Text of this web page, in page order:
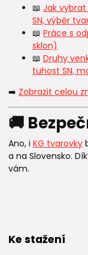
📖 Jak
SN, výběr
📖 Práce s
sklon)
📖 Druhy
tuhost SN,
➡️ Zobrazit celou
🚚
Ano, i KG tvarovky
a na Slovensko.
vám.
Ke stažení